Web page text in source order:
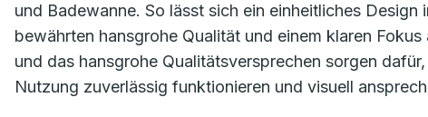
und Badewanne. So lässt sich ein einheitliches
bewährten hansgrohe Qualität und einem klaren
und das hansgrohe Qualitätsversprechen sorgen
Nutzung zuverlässig funktionieren und visuell